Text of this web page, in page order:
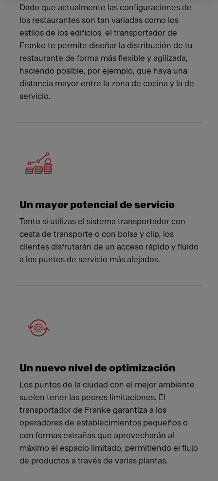
Dado que actualmente las configuraciones de
los restaurantes son tan variadas como los
estilos de los edificios, el transportador de
Franke te permite diseñar la distribución de tu
restaurante de forma más flexible y agilizada,
haciendo posible, por ejemplo, que haya una
distancia mayor entre la zona de cocina y la de
servicio.
Un mayor potencial de servicio
Tanto si utilizas el sistema transportador con
cesta de transporte o con bolsa y clip, los
clientes disfrutarán de un acceso rápido y fluido
a los puntos de servicio más alejados.
Un nuevo nivel de optimización
Los puntos de la ciudad con el mejor ambiente
suelen tener las peores limitaciones. El
transportador de Franke garantiza a los
operadores de establecimientos pequeños o
con formas extrañas que aprovecharán al
máximo el espacio limitado, permitiendo el flujo
de productos a través de varias plantas.